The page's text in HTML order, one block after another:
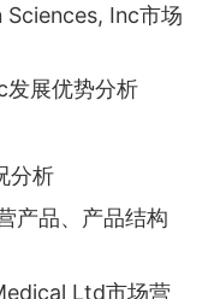
Inc市场
展优势分析
分析
产品、产品结构
Ltd市场营